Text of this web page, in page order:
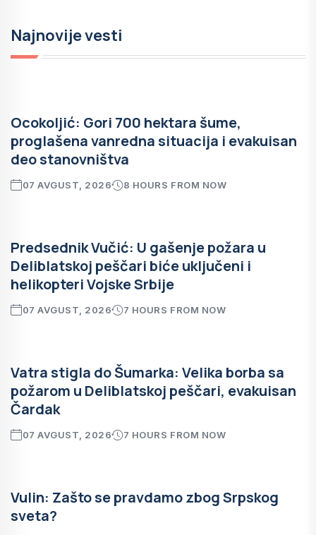
Najnovije vesti
Ocokoljić: Gori 700 hektara šume,
proglašena vanredna situacija i evakuisan
deo stanovništva
07 AVGUST, 2026 8 HOURS FROM NOW
Predsednik Vučić: U gašenje požara u
Deliblatskoj peščari biće uključeni i
helikopteri Vojske Srbije
07 AVGUST, 2026 7 HOURS FROM NOW
Vatra stigla do Šumarka: Velika borba sa
požarom u Deliblatskoj peščari, evakuisan
Čardak
07 AVGUST, 2026 7 HOURS FROM NOW
Vulin: Zašto se pravdamo zbog Srpskog
sveta?